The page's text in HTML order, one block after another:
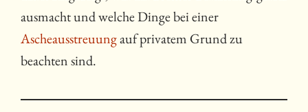
ausmacht und welche Dinge bei einer
Ascheausstreuungauf privatem Grund zu
beachten sind.